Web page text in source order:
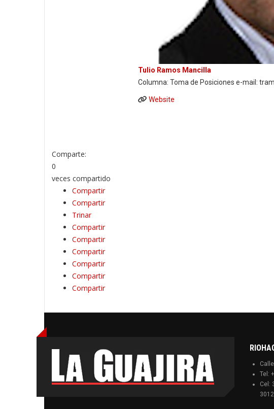
Tulio Ramos Mancilla
Columna: Toma de Posiciones e-mail:
Website
Comparte:
0
veces compartido
Compartir
Compartir
Trinar
Compartir
Compartir
Compartir
Compartir
Compartir
Compartir
Tel:
Cel: